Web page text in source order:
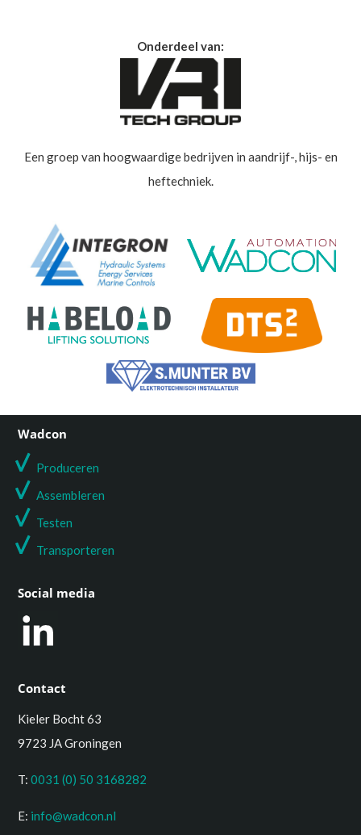
Onderdeel van:
Een groep van hoogwaardige bedrijven in aandrijf-, hijs- en
heftechniek.
Wadcon
Produceren
Assembleren
Testen
Transporteren
Social media
Contact
Kieler Bocht 63
9723 JA Groningen
T:0031 (0) 50 3168282
E: info@wadcon.nl